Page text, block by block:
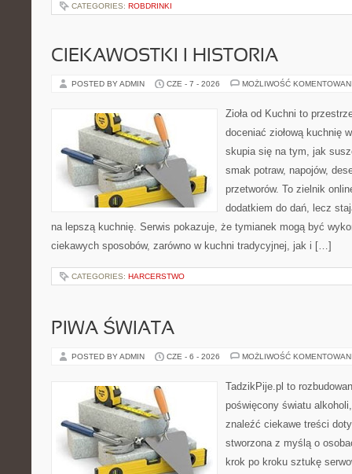
CATEGORIES: ROBDRINKI
CIEKAWOSTKI I HISTORIA
POSTED BY ADMIN CZE - 7 - 2026 MOŻLIWOŚĆ
Zioła od Kuchni to
doceniać ziołową kuchnię
skupia się na tym, jak
smak potraw, napojów,
przetworów. To zielnik
dodatkiem do dań, lecz
na lepszą kuchnię. Serwis pokazuje, że tymianek mogą być
ciekawych sposobów, zarówno w kuchni tradycyjnej, jak i […]
CATEGORIES: HARCERSTWO
PIWA ŚWIATA
POSTED BY ADMIN CZE - 6 - 2026 MOŻLIWOŚĆ
TadzikPije.pl to
poświęcony światu
znaleźć ciekawe treści
stworzona z myślą o
krok po kroku sztukę